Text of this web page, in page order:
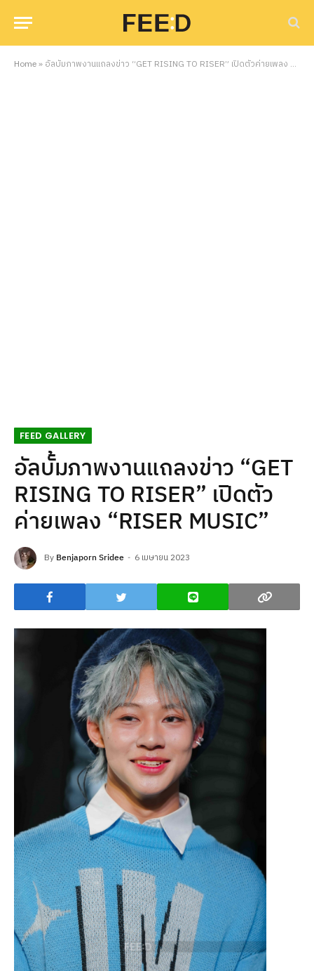
Home» อัลบั้มภาพงานแถลงข่าว “GET RISING TO RISER” เปิดตัวค่ายเพลง “RISER MUSIC”
FEED GALLERY
อัลบั้มภาพงานแถลงข่าว “GET
RISING TO RISER” เปิดตัว
ค่ายเพลง “RISER MUSIC”
By Benjaporn Sridee 6 เมษายน 2023